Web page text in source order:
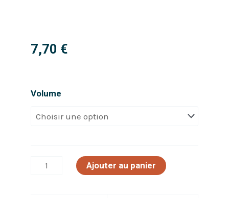
7,70 €
Volume
quantité
de
Bio
Ajouter au panier